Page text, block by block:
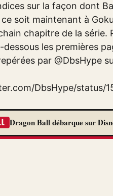
sur la façon dont
ce soit maintenant à
chapitre de la série.
les premières
par @DbsHype
DbsHype/status/
Dragon Ball débarque sur